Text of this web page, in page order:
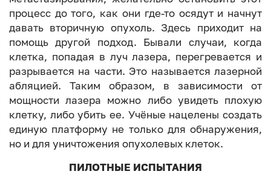
процесс до того, как они где-то осядут и начнут
давать вторичную опухоль. Здесь приходит на
помощь другой подход. Бывали случаи, когда
клетка, попадая в луч лазера, перегревается и
разрывается на части. Это называется лазерной
абляцией. Таким образом, в зависимости от
мощности лазера можно либо увидеть плохую
клетку, либо убить ее. Учёные нацелены создать
единую платформу не только для обнаружения,
но и для уничтожения опухолевых клеток.
ПИЛОТНЫЕ ИСПЫТАНИЯ